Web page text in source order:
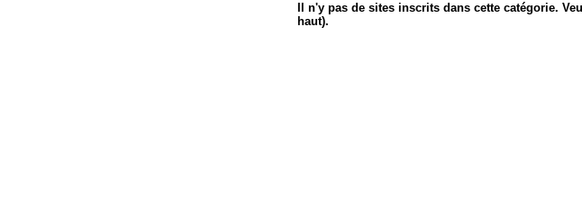
Il n'y pas de sites inscrits dans cette catégorie.
haut).